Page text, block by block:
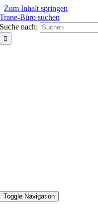
Zum Inhalt springen
Trane-Büro suchen
Suche nach:
Toggle Navigation